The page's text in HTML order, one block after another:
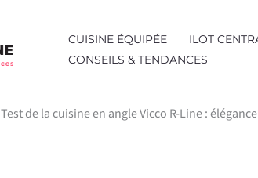
CUISINE ÉQUIPÉE ILOT
CONSEILS & TENDANCES
Test de la cuisine en angle Vicco R-Line :